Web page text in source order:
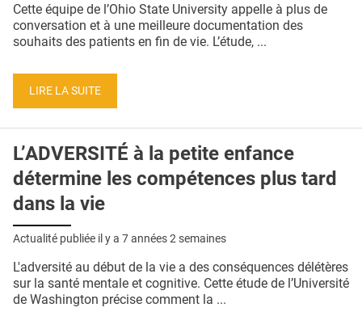
Cette équipe de l’Ohio State University appelle à plus de
conversation et à une meilleure documentation des
souhaits des patients en fin de vie. L’étude, ...
LIRE LA SUITE
L’ADVERSITÉ à la petite enfance
détermine les compétences plus tard
dans la vie
Actualité publiée il y a 7 années 2 semaines
L'adversité au début de la vie a des conséquences délétères
sur la santé mentale et cognitive. Cette étude de l’Université
de Washington précise comment la ...